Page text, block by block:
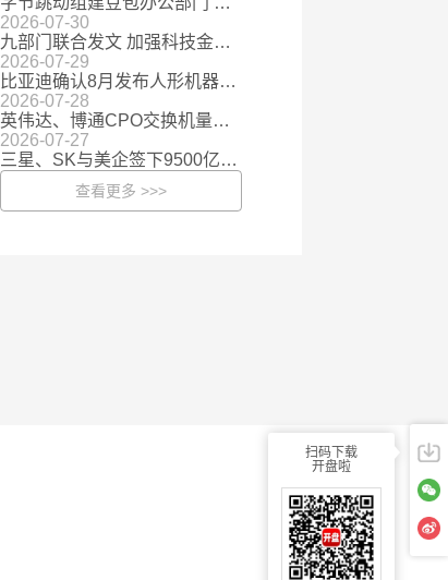
2026-07-30
九部门联合发文 加强科技金融领域数据开发利用
2026-07-29
比亚迪确认8月发布人形机器人 车企跨界加速产业链从概念走向量产
2026-07-28
英伟达、博通CPO交换机量产，百亿市场加速兑现
2026-07-27
三星、SK与美企签下9500亿美元大单 存储行业估值有望向成长股演进
查看更多 >>>
扫码下载
开盘啦